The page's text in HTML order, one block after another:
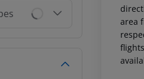
area